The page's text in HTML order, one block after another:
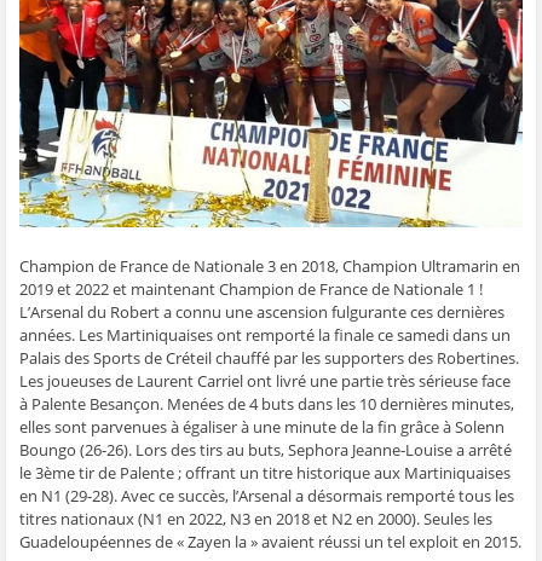
F
a
c
e
b
o
o
k
o
u
r
e
d
a
u
n
e
n
o
u
v
e
l
l
f
e
n
ê
t
r
e
)
T
w
i
t
t
e
r
(
o
u
v
r
d
a
n
u
n
e
n
o
u
v
e
l
e
e
n
ê
t
r
e
)
W
h
a
t
s
A
p
p
(
o
u
v
r
e
d
a
u
n
e
n
o
u
v
e
l
l
f
e
n
ê
t
r
e
S
k
y
p
e
(
o
u
v
r
e
d
a
n
s
u
e
n
o
u
v
e
l
l
e
f
e
ê
t
r
e
)
-
m
a
i
l
à
u
n
a
m
i
(
o
v
r
d
a
n
s
u
n
e
n
o
u
v
l
l
e
f
e
n
ê
t
r
Champion de France de Nationale 3 en 2018, Champion Ultramarin en
2019 et 2022 et maintenant Champion de France de Nationale 1 !
L’Arsenal du Robert a connu une ascension fulgurante ces dernières
années. Les Martiniquaises ont remporté la finale ce samedi dans un
Palais des Sports de Créteil chauffé par les supporters des Robertines.
Les joueuses de Laurent Carriel ont livré une partie très sérieuse face
à Palente Besançon. Menées de 4 buts dans les 10 dernières minutes,
elles sont parvenues à égaliser à une minute de la fin grâce à Solenn
Boungo (26-26). Lors des tirs au buts, Sephora Jeanne-Louise a arrêté
le 3ème tir de Palente ; offrant un titre historique aux Martiniquaises
en N1 (29-28). Avec ce succès, l’Arsenal a désormais remporté tous les
titres nationaux (N1 en 2022, N3 en 2018 et N2 en 2000). Seules les
Guadeloupéennes de « Zayen la » avaient réussi un tel exploit en 2015.